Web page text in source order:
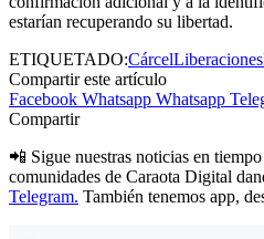
estarían recuperando su libertad.
ETIQUETADO:CárcelLiberaciones
Compartir este artículo
Facebook Whatsapp Whatsapp
Compartir
📲 Sigue nuestras noticias en
comunidades de Caraota Digital
Telegram. También tenemos app,